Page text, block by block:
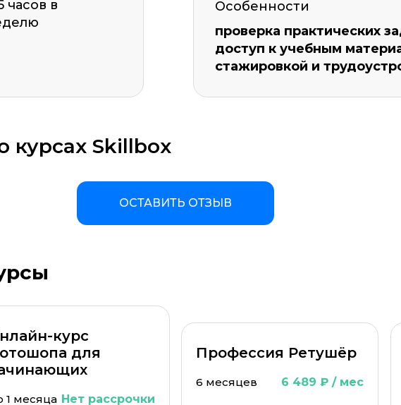
часов в
Особенности
проверка практических
доступ к учебным
стажировкой и
курсах Skillbox
ОСТАВИТЬ ОТЗЫВ
курс
для
1 месяца Нет рассрочки
Профессия Ретушёр
6 месяцев 6 489 ₽ / мес